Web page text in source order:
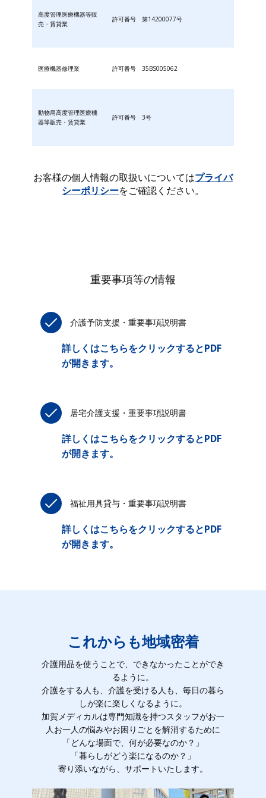
高度管理医療機器等販
売・賃貸業
許可番号 第14200077号
医療機器修理業 許可番号 35BS005062
動物用高度管理医療機
器等販売・賃貸業
許可番号 3号
お客様の個人情報の取扱いについてはプライバ
シーポリシーをご確認ください。
重要事項等の情報
介護予防支援・重要事項説明書
詳しくはこちらをクリックするとPDF
が開きます。
居宅介護支援・重要事項説明書
詳しくはこちらをクリックするとPDF
が開きます。
福祉用具貸与・重要事項説明書
詳しくはこちらをクリックするとPDF
が開きます。
これからも地域密着
介護用品を使うことで、できなかったことができ
るように。
介護をする人も、介護を受ける人も、毎日の暮ら
しが楽に楽しくなるように。
加賀メディカルは専門知識を持つスタッフがお一
人お一人の悩みやお困りごとを解消するために
「どんな場面で、何が必要なのか？」
「暮らしがどう楽になるのか？」
寄り添いながら、サポートいたします。